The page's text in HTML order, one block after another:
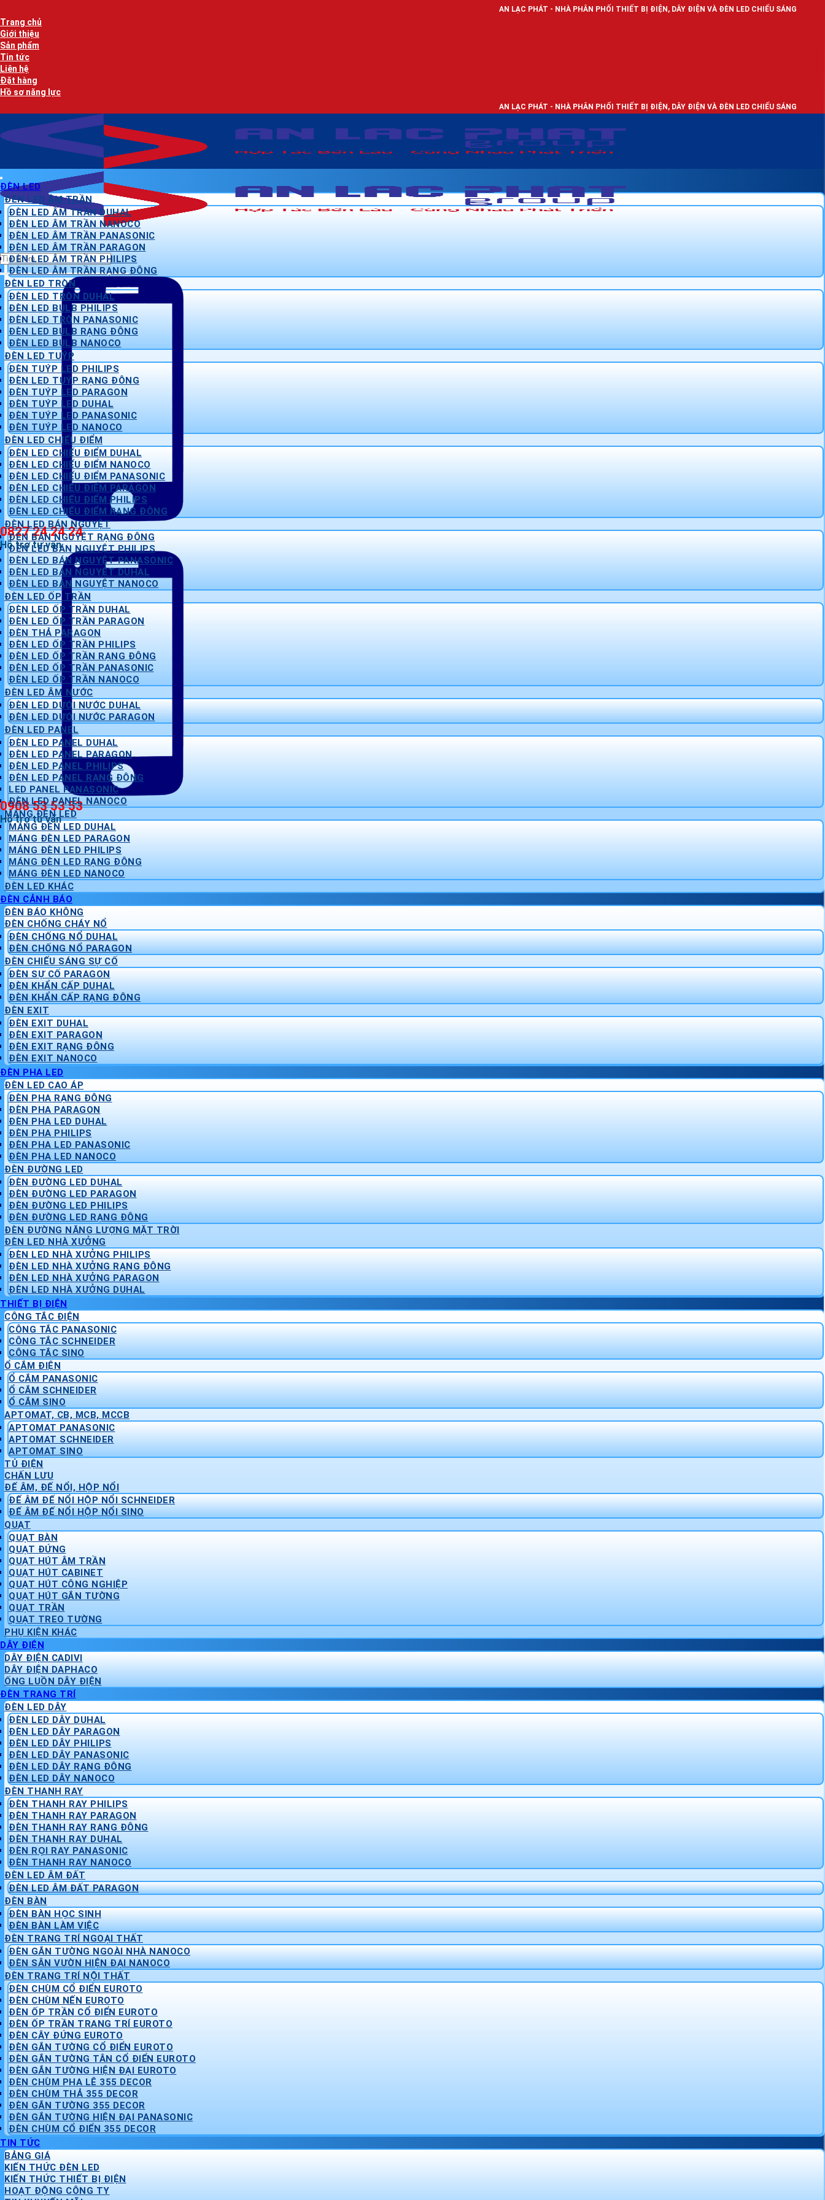
qua
nội
dung
AN LẠC PHÁT - NHÀ PHÂN PHỐI THIẾT BỊ ĐIỆN, DÂY ĐIỆN VÀ ĐÈN LED CHIẾU SÁNG
Trang chủ
Giới thiệu
Sản phẩm
Tin tức
Liên hệ
Đặt hàng
Hồ sơ năng lực
AN LẠC PHÁT - NHÀ PHÂN PHỐI THIẾT BỊ ĐIỆN, DÂY ĐIỆN VÀ ĐÈN LED CHIẾU SÁNG
Tìm
kiếm:
0827 24 24 24
Hỗ trợ tư vấn
0908 53 53 53
Hỗ trợ tư vấn
ĐÈN LED
ĐÈN LED ÂM TRẦN
ĐÈN LED ÂM TRẦN DUHAL
ĐÈN LED ÂM TRẦN NANOCO
ĐÈN LED ÂM TRẦN PANASONIC
ĐÈN LED ÂM TRẦN PARAGON
ĐÈN LED ÂM TRẦN PHILIPS
ĐÈN LED ÂM TRẦN RẠNG ĐÔNG
ĐÈN LED TRÒN
ĐÈN LED TRÒN DUHAL
ĐÈN LED BULB PHILIPS
ĐÈN LED TRÒN PANASONIC
ĐÈN LED BULB RẠNG ĐÔNG
ĐÈN LED BULB NANOCO
ĐÈN LED TUÝP
ĐÈN TUÝP LED PHILIPS
ĐÈN LED TUÝP RẠNG ĐÔNG
ĐÈN TUÝP LED PARAGON
ĐÈN TUÝP LED DUHAL
ĐÈN TUÝP LED PANASONIC
ĐÈN TUÝP LED NANOCO
ĐÈN LED CHIẾU ĐIỂM
ĐÈN LED CHIẾU ĐIỂM DUHAL
ĐÈN LED CHIẾU ĐIỂM NANOCO
ĐÈN LED CHIẾU ĐIỂM PANASONIC
ĐÈN LED CHIẾU ĐIỂM PARAGON
ĐÈN LED CHIẾU ĐIỂM PHILIPS
ĐÈN LED CHIẾU ĐIỂM RẠNG ĐÔNG
ĐÈN LED BÁN NGUYỆT
ĐÈN BÁN NGUYỆT RẠNG ĐÔNG
ĐÈN LED BÁN NGUYỆT PHILIPS
ĐÈN LED BÁN NGUYỆT PANASONIC
ĐÈN LED BÁN NGUYỆT DUHAL
ĐÈN LED BÁN NGUYỆT NANOCO
ĐÈN LED ỐP TRẦN
ĐÈN LED ỐP TRẦN DUHAL
ĐÈN LED ỐP TRẦN PARAGON
ĐÈN THẢ PARAGON
ĐÈN LED ỐP TRẦN PHILIPS
ĐÈN LED ỐP TRẦN RẠNG ĐÔNG
ĐÈN LED ỐP TRẦN PANASONIC
ĐÈN LED ỐP TRẦN NANOCO
ĐÈN LED ÂM NƯỚC
ĐÈN LED DƯỚI NƯỚC DUHAL
ĐÈN LED DƯỚI NƯỚC PARAGON
ĐÈN LED PANEL
ĐÈN LED PANEL DUHAL
ĐÈN LED PANEL PARAGON
ĐÈN LED PANEL PHILIPS
ĐÈN LED PANEL RẠNG ĐÔNG
LED PANEL PANASONIC
ĐÈN LED PANEL NANOCO
MÁNG ĐÈN LED
MÁNG ĐÈN LED DUHAL
MÁNG ĐÈN LED PARAGON
MÁNG ĐÈN LED PHILIPS
MÁNG ĐÈN LED RẠNG ĐÔNG
MÁNG ĐÈN LED NANOCO
ĐÈN LED KHÁC
ĐÈN CẢNH BÁO
ĐÈN BÁO KHÔNG
ĐÈN CHỐNG CHÁY NỔ
ĐÈN CHỐNG NỔ DUHAL
ĐÈN CHỐNG NỔ PARAGON
ĐÈN CHIẾU SÁNG SỰ CỐ
ĐÈN SỰ CỐ PARAGON
ĐÈN KHẨN CẤP DUHAL
ĐÈN KHẨN CẤP RẠNG ĐÔNG
ĐÈN EXIT
ĐÈN EXIT DUHAL
ĐÈN EXIT PARAGON
ĐÈN EXIT RẠNG ĐÔNG
ĐÈN EXIT NANOCO
ĐÈN PHA LED
ĐÈN LED CAO ÁP
ĐÈN PHA RẠNG ĐÔNG
ĐÈN PHA PARAGON
ĐÈN PHA LED DUHAL
ĐÈN PHA PHILIPS
ĐÈN PHA LED PANASONIC
ĐÈN PHA LED NANOCO
ĐÈN ĐƯỜNG LED
ĐÈN ĐƯỜNG LED DUHAL
ĐÈN ĐƯỜNG LED PARAGON
ĐÈN ĐƯỜNG LED PHILIPS
ĐÈN ĐƯỜNG LED RẠNG ĐÔNG
ĐÈN ĐƯỜNG NĂNG LƯỢNG MẶT TRỜI
ĐÈN LED NHÀ XƯỞNG
ĐÈN LED NHÀ XƯỞNG PHILIPS
ĐÈN LED NHÀ XƯỞNG RẠNG ĐÔNG
ĐÈN LED NHÀ XƯỞNG PARAGON
ĐÈN LED NHÀ XƯỞNG DUHAL
THIẾT BỊ ĐIỆN
CÔNG TẮC ĐIỆN
CÔNG TẮC PANASONIC
CÔNG TẮC SCHNEIDER
CÔNG TẮC SINO
Ổ CẮM ĐIỆN
Ổ CẮM PANASONIC
Ổ CẮM SCHNEIDER
Ổ CẮM SINO
APTOMAT, CB, MCB, MCCB
APTOMAT PANASONIC
APTOMAT SCHNEIDER
APTOMAT SINO
TỦ ĐIỆN
CHẤN LƯU
ĐẾ ÂM, ĐẾ NỔI, HỘP NỔI
ĐẾ ÂM ĐẾ NỔI HỘP NỔI SCHNEIDER
ĐẾ ÂM ĐẾ NỔI HỘP NỔI SINO
QUẠT
QUẠT BÀN
QUẠT ĐỨNG
QUẠT HÚT ÂM TRẦN
QUẠT HÚT CABINET
QUẠT HÚT CÔNG NGHIỆP
QUẠT HÚT GẮN TƯỜNG
QUẠT TRẦN
QUẠT TREO TƯỜNG
PHỤ KIỆN KHÁC
DÂY ĐIỆN
DÂY ĐIỆN CADIVI
DÂY ĐIỆN DAPHACO
ỐNG LUỒN DÂY ĐIỆN
ĐÈN TRANG TRÍ
ĐÈN LED DÂY
ĐÈN LED DÂY DUHAL
ĐÈN LED DÂY PARAGON
ĐÈN LED DÂY PHILIPS
ĐÈN LED DÂY PANASONIC
ĐÈN LED DÂY RẠNG ĐÔNG
ĐÈN LED DÂY NANOCO
ĐÈN THANH RAY
ĐÈN THANH RAY PHILIPS
ĐÈN THANH RAY PARAGON
ĐÈN THANH RAY RẠNG ĐÔNG
ĐÈN THANH RAY DUHAL
ĐÈN RỌI RAY PANASONIC
ĐÈN THANH RAY NANOCO
ĐÈN LED ÂM ĐẤT
ĐÈN LED ÂM ĐẤT PARAGON
ĐÈN BÀN
ĐÈN BÀN HỌC SINH
ĐÈN BÀN LÀM VIỆC
ĐÈN TRANG TRÍ NGOẠI THẤT
ĐÈN GẮN TƯỜNG NGOÀI NHÀ NANOCO
ĐÈN SÂN VƯỜN HIỆN ĐẠI NANOCO
ĐÈN TRANG TRÍ NỘI THẤT
ĐÈN CHÙM CỔ ĐIỂN EUROTO
ĐÈN CHÙM NẾN EUROTO
ĐÈN ỐP TRẦN CỔ ĐIỂN EUROTO
ĐÈN ỐP TRẦN TRANG TRÍ EUROTO
ĐÈN CÂY ĐỨNG EUROTO
ĐÈN GẮN TƯỜNG CỔ ĐIỂN EUROTO
ĐÈN GẮN TƯỜNG TÂN CỔ ĐIỂN EUROTO
ĐÈN GẮN TƯỜNG HIỆN ĐẠI EUROTO
ĐÈN CHÙM PHA LÊ 355 DECOR
ĐÈN CHÙM THẢ 355 DECOR
ĐÈN GẮN TƯỜNG 355 DECOR
ĐÈN GẮN TƯỜNG HIỆN ĐẠI PANASONIC
ĐÈN CHÙM CỔ ĐIỂN 355 DECOR
TIN TỨC
BẢNG GIÁ
KIẾN THỨC ĐÈN LED
KIẾN THỨC THIẾT BỊ ĐIỆN
HOẠT ĐỘNG CÔNG TY